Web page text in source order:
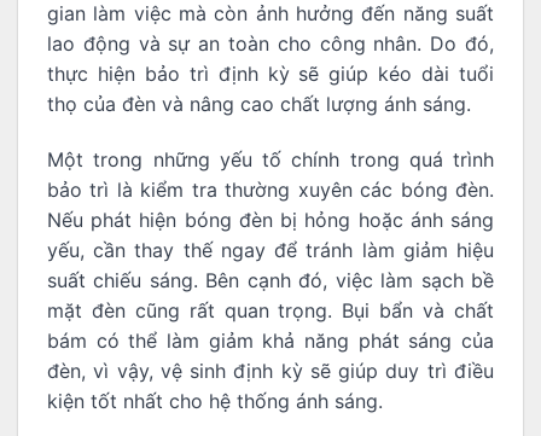
gian làm việc mà còn ảnh hưởng đến năng suất
lao động và sự an toàn cho công nhân. Do đó,
thực hiện bảo trì định kỳ sẽ giúp kéo dài tuổi
thọ của đèn và nâng cao chất lượng ánh sáng.
Một trong những yếu tố chính trong quá trình
bảo trì là kiểm tra thường xuyên các bóng đèn.
Nếu phát hiện bóng đèn bị hỏng hoặc ánh sáng
yếu, cần thay thế ngay để tránh làm giảm hiệu
suất chiếu sáng. Bên cạnh đó, việc làm sạch bề
mặt đèn cũng rất quan trọng. Bụi bẩn và chất
bám có thể làm giảm khả năng phát sáng của
đèn, vì vậy, vệ sinh định kỳ sẽ giúp duy trì điều
kiện tốt nhất cho hệ thống ánh sáng.